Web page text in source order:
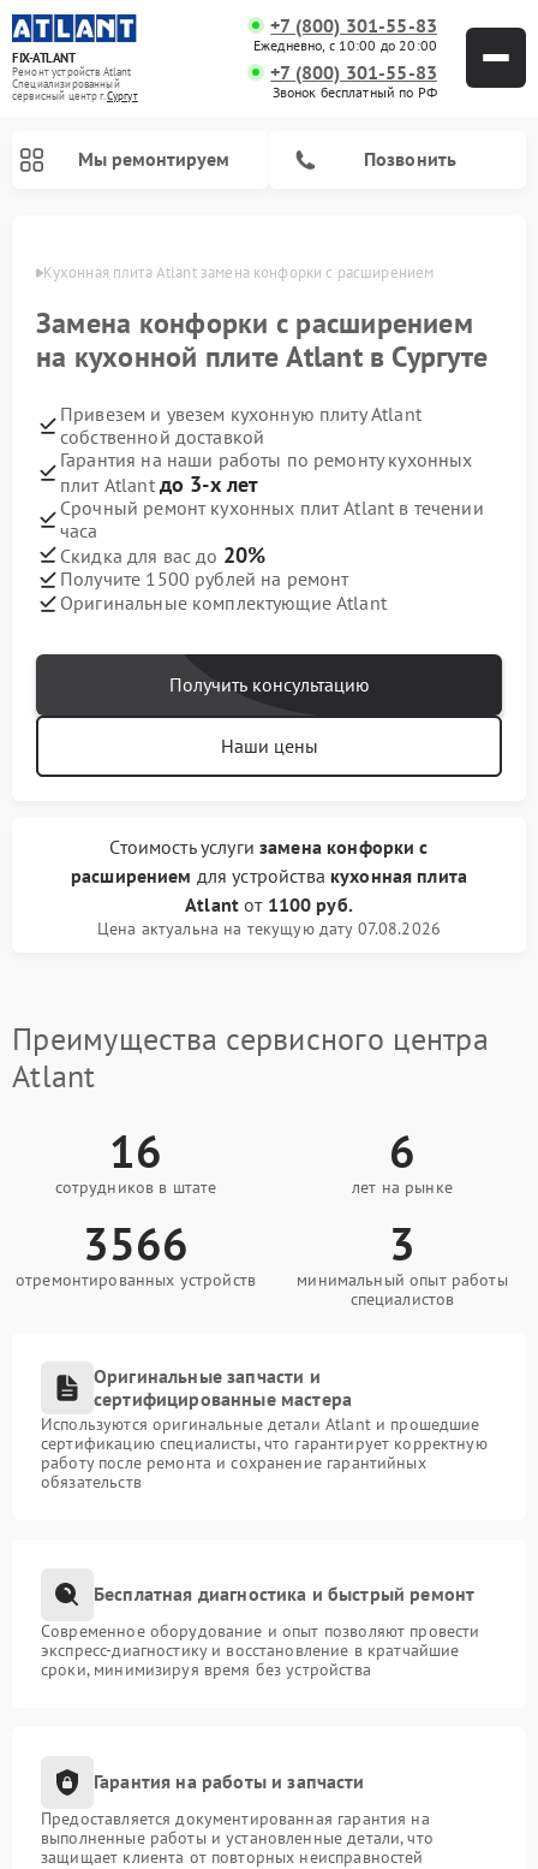
FIX-ATLANT
Ремонт устройств Atlant
Специализированный
cервисный центр г.Сургут
+7 (800) 301-55-83
Ежедневно, с 10:00 до 20:00
+7 (800) 301-55-83
Звонок бесплатный по РФ
Мы ремонтируем Позвонить
Кухонная плита Atlant замена конфорки с расширением
Замена конфорки с расширением
на кухонной плите Atlant в Сургуте
Привезем и увезем кухонную плиту Atlant
собственной доставкой
Гарантия на наши работы по ремонту кухонных
плит Atlant до 3-х лет
Срочный ремонт кухонных плит Atlant в течении
часа
Скидка для вас до 20%
Получите 1500 рублей на ремонт
Оригинальные комплектующие Atlant
Получить консультацию
Наши цены
Стоимость услуги замена конфорки с
расширением для устройства кухонная плита
Atlantот 1100 руб.
Цена актуальна на текущую дату 07.08.2026
Преимущества сервисного центра
Atlant
16
сотрудников в штате
6
лет на рынке
3566
отремонтированных устройств
3
минимальный опыт работы
специалистов
Оригинальные запчасти и
сертифицированные мастера
Используются оригинальные детали Atlant и прошедшие
сертификацию специалисты, что гарантирует корректную
работу после ремонта и сохранение гарантийных
обязательств
Бесплатная диагностика и быстрый ремонт
Современное оборудование и опыт позволяют провести
экспресс-диагностику и восстановление в кратчайшие
сроки, минимизируя время без устройства
Гарантия на работы и запчасти
Предоставляется документированная гарантия на
выполненные работы и установленные детали, что
защищает клиента от повторных неисправностей